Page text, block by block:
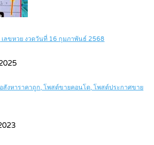
ลขหวย งวดวันที่ 16 กุมภาพันธ์ 2568
สังหาราคาถูก, โพสต์ขายคอนโด, โพสต์ประกาศขาย